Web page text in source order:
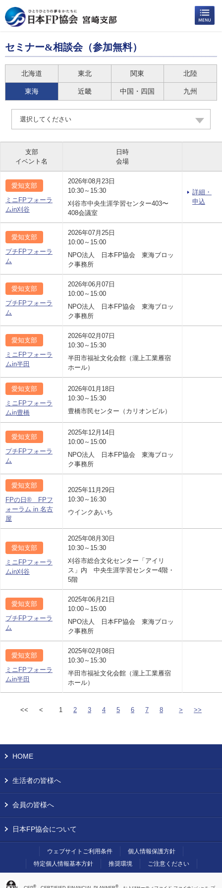
セミナー&相談会（参加無料）
北海道 東北 関東 北陸
東海 近畿 中国・四国 九州
選択してください
支部
イベント名
日時
会場
愛知支部
ミニFPフォーラ
ムin刈谷
2026年08月23日
10:30～15:30
刈谷市中央生涯学習センター403〜
408会議室
詳細・
申込
愛知支部
プチFPフォーラ
ム
2026年07月25日
10:00～15:00
NPO法人 日本FP協会 東海ブロッ
ク事務所
愛知支部
プチFPフォーラ
ム
2026年06月07日
10:00～15:00
NPO法人 日本FP協会 東海ブロッ
ク事務所
愛知支部
ミニFPフォーラ
ムin半田
2026年02月07日
10:30～15:30
半田市福祉文化会館（瀧上工業雁宿
ホール）
愛知支部
ミニFPフォーラ
ムin豊橋
2026年01月18日
10:30～15:30
豊橋市民センター（カリオンビル）
愛知支部
プチFPフォーラ
ム
2025年12月14日
10:00～15:00
NPO法人 日本FP協会 東海ブロッ
ク事務所
愛知支部
FPの日® FPフ
ォーラム in 名古
屋
2025年11月29日
10:30～16:30
ウインクあいち
愛知支部
ミニFPフォーラ
ムin刈谷
2025年08月30日
10:30～15:30
刈谷市総合文化センター「アイリ
ス」内 中央生涯学習センター4階・
5階
愛知支部
プチFPフォーラ
ム
2025年06月21日
10:00～15:00
NPO法人 日本FP協会 東海ブロッ
ク事務所
愛知支部
ミニFPフォーラ
ムin半田
2025年02月08日
10:30～15:30
半田市福祉文化会館（瀧上工業雁宿
ホール）
<< < 1 2 3 4 5 6 7 8 > >>
HOME
生活者の皆様へ
会員の皆様へ
日本FP協会について
ウェブサイトご利用条件
個人情報保護方針
特定個人情報基本方針
推奨環境 ご注意ください
® ®